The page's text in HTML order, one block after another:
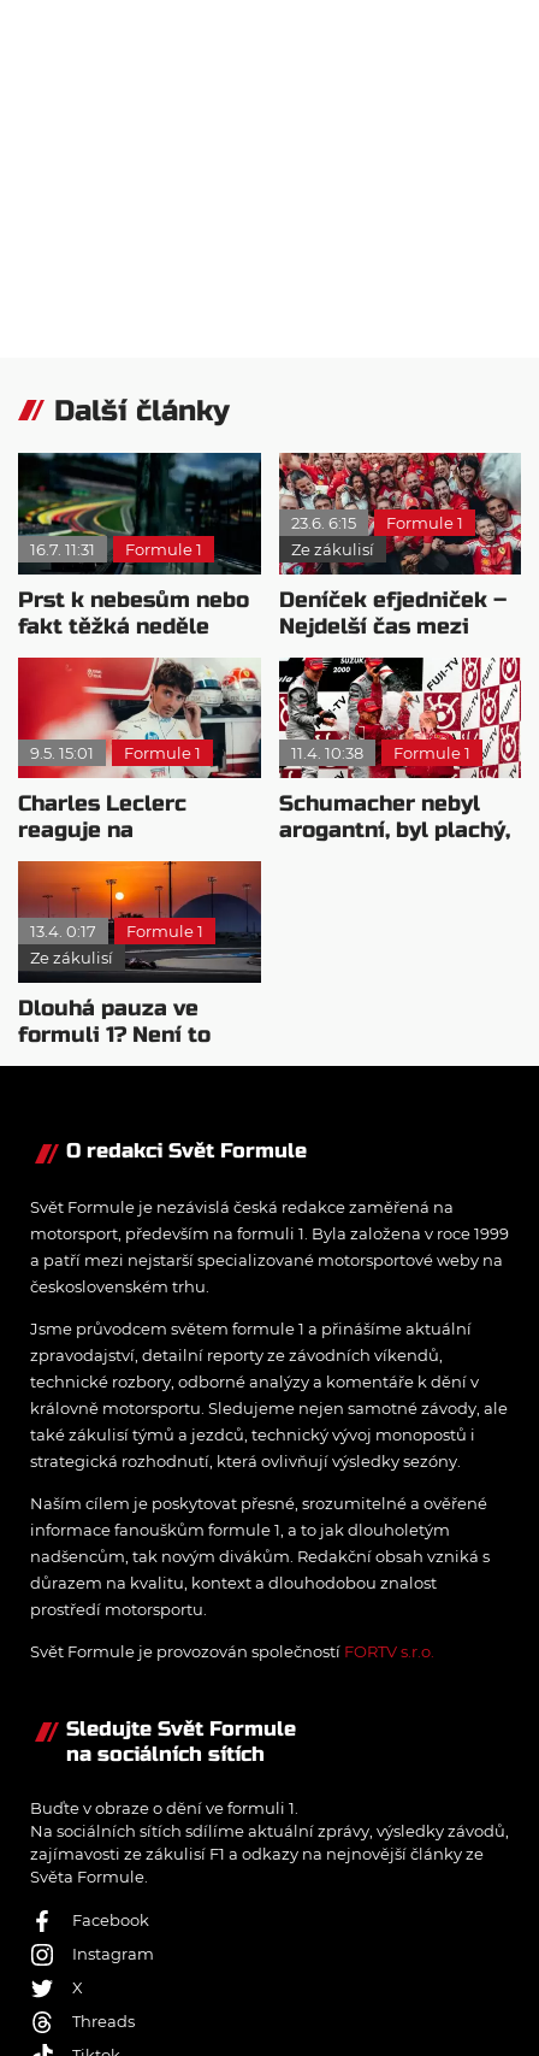
Další články
16.7. 11:31 Formule 1
Prst k nebesům nebo
fakt těžká neděle
aneb Kvíz k VC Belgie
23.6. 6:15
Formule 1
Ze zákulisí
Deníček efjedniček –
Nejdelší čas mezi
vítězstvími
9.5. 15:01 Formule 1
Charles Leclerc
reaguje na
neuvěřitelnou
statistiku Ferrari
11.4. 10:38 Formule 1
Schumacher nebyl
arogantní, byl plachý,
13.4. 0:17
Formule 1
Ze zákulisí
Dlouhá pauza ve
formuli 1? Není to
historicky poprvé
O redakci Svět Formule
Svět Formule je nezávislá česká redakce zaměřená na
motorsport, především na formuli 1. Byla založena v roce 1999
a patří mezi nejstarší specializované motorsportové weby na
československém trhu.
Jsme průvodcem světem formule 1 a přinášíme aktuální
zpravodajství, detailní reporty ze závodních víkendů,
technické rozbory, odborné analýzy a komentáře k dění v
královně motorsportu. Sledujeme nejen samotné závody, ale
také zákulisí týmů a jezdců, technický vývoj monopostů i
strategická rozhodnutí, která ovlivňují výsledky sezóny.
Naším cílem je poskytovat přesné, srozumitelné a ověřené
informace fanouškům formule 1, a to jak dlouholetým
nadšencům, tak novým divákům. Redakční obsah vzniká s
důrazem na kvalitu, kontext a dlouhodobou znalost
prostředí motorsportu.
Svět Formule je provozován společností FORTV s.r.o.
Sledujte Svět Formule
na sociálních sítích
Buďte v obraze o dění ve formuli 1.
Na sociálních sítích sdílíme aktuální zprávy, výsledky závodů,
zajímavosti ze zákulisí F1 a odkazy na nejnovější články ze
Světa Formule.
Facebook
Instagram
X
Threads